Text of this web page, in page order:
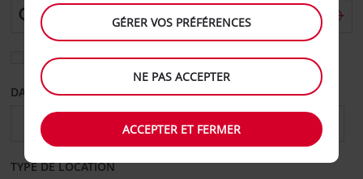
Sélectionnez une autre agence de retour
DATE DE DÉPART DATE DE RETOUR
TYPE DE LOCATION
GÉRER VOS PRÉFÉRENCES
NE PAS ACCEPTER
ACCEPTER ET FERMER